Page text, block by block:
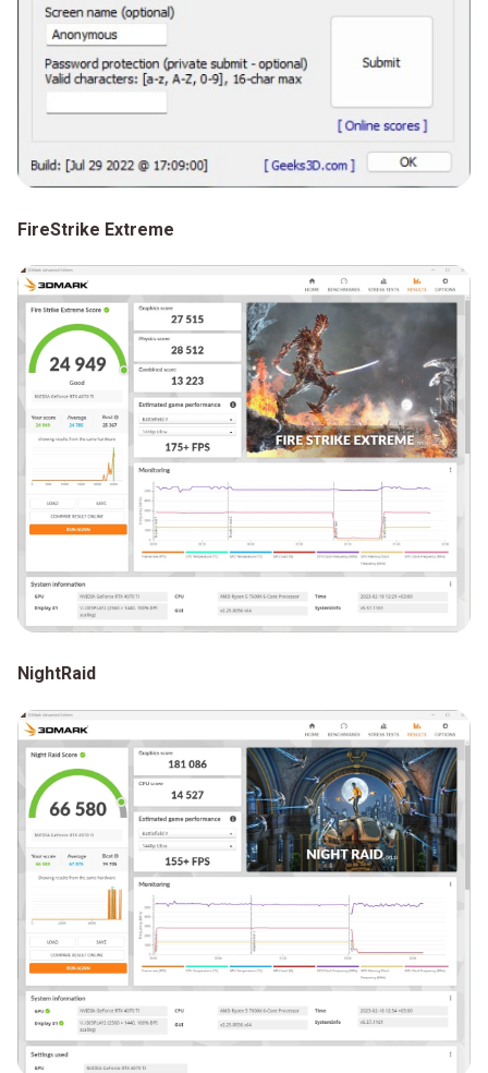
FireStrike Extreme
NightRaid